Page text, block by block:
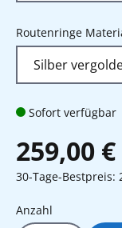
Routenringe
Sofort verfügbar
259,00 €
30-Tage-Bestpreis:
Produkt
Anzahl